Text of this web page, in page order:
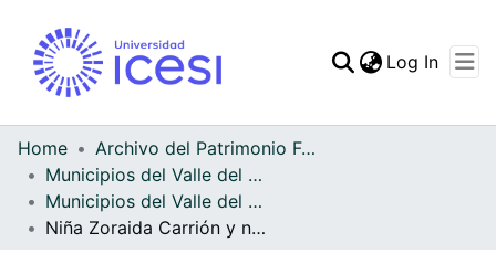
Log In
Home
Archivo del Patrimonio Fotográfico y Fílmico del Valle del Cauca
Municipios del Valle del Cauca
Municipios del Valle del Cauca
Niña Zoraida Carrión y niños. San Pedro